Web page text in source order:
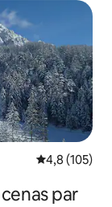
Vidējais
4,8 (105)
par